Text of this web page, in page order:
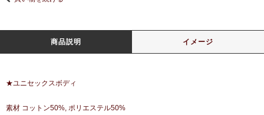
商品説明 イメージ
★ユニセックスボディ
素材 コットン50%, ポリエステル50%